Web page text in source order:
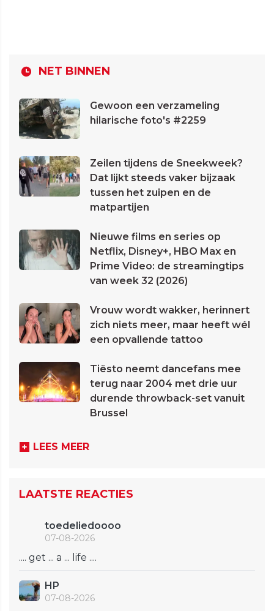
NET BINNEN
Gewoon een verzameling
hilarische foto's #2259
Zeilen tijdens de Sneekweek?
Dat lijkt steeds vaker bijzaak
tussen het zuipen en de
matpartijen
Nieuwe films en series op
Netflix, Disney+, HBO Max en
Prime Video: de streamingtips
van week 32 (2026)
Vrouw wordt wakker, herinnert
zich niets meer, maar heeft wél
een opvallende tattoo
Tiësto neemt dancefans mee
terug naar 2004 met drie uur
durende throwback-set vanuit
Brussel
LEES MEER
LAATSTE REACTIES
toedeliedoooo
07-08-2026
.... get ... a ... life ....
HP
07-08-2026